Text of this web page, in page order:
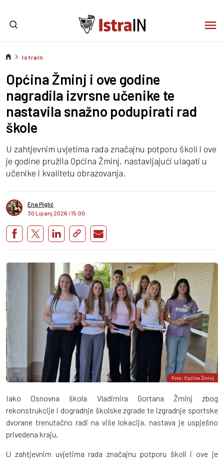
IstraIn
Općina Žminj i ove godine
nagradila izvrsne učenike te
nastavila snažno podupirati rad
škole
U zahtjevnim uvjetima rada značajnu potporu školi i ove
je godine pružila Općina Žminj, nastavljajući ulagati u
učenike i kvalitetu obrazovanja.
Ena Piglić
30 Lipanj 2026 I 15:00
Foto: Općina Žminj
Iako Osnovna škola Vladimira Gortana Žminj zbog
rekonstrukcije i dogradnje školske zgrade te izgradnje sportske
dvorane trenutačno radi na više lokacija, nastava je uspješno
privedena kraju.
U zahtjevnim uvjetima rada značajnu potporu školi i ove je